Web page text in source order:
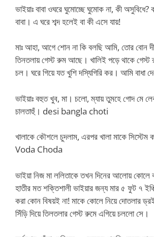
ভাইয়াঃ বাবা ওঘরে ঘুমোচ্ছে ঘুমোক না, কী
বাবা। এ ঘরে শব্দ হলেই বা কী এসে যায়!
মাঃ আহা, আগে শোন না কি বলছি আমি, তোর বোন
তিনতলায় গেস্ট রুম আছে। খালিই পড়ে থাকে গেস্ট
চল। ঘরে গিয়ে যত খুশি দস্যিগিরি কর। আমি বাধা
ভাইয়াঃ বহুত খুব, মা। চলো, ম্যায় তুমহে গোদ মে
চালতাহুঁ। desi bangla choti
খালাকে কৌশলে চুদলাম, এরপর খালা মাকে
Voda Choda
ভাইয়া নিজ মা ললিতাকে তখন দিনের আলোয় কোলে
হাতীর মত শক্তিশালী ভাইয়ার জন্য মার ৫ ফুট ৭
করা কোন বিষয়ই না! মাকে কোলে নিয়ে দোতলার
সিঁড়ি দিয়ে তিলতলার গেস্ট রুমে এগিয়ে চললো সে।